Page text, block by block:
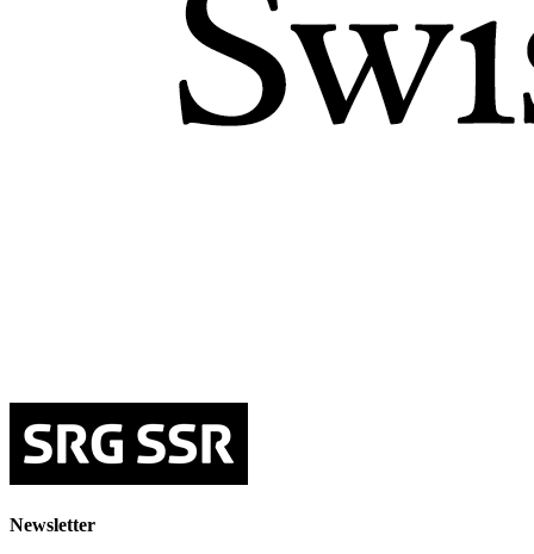
Newsletter